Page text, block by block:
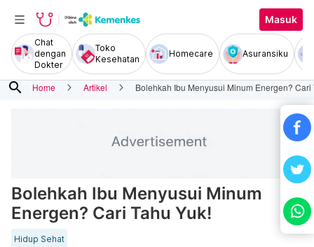
Masuk
Chat
dengan
Dokter
Toko
Kesehatan
Homecare Asuransiku
search Home Artikel Bolehkah Ibu Menyusui Minum Energen? Cari
Bolehkah Ibu Menyusui Minum
Energen? Cari Tahu Yuk!
Hidup Sehat